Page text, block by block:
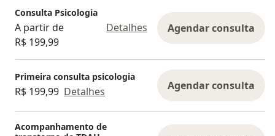
Consulta Psicologia
A partir de
R$ 199,99
Detalhes Agendar consulta
Primeira consulta psicologia
R$ 199,99 Detalhes Agendar consulta
Acompanhamento de